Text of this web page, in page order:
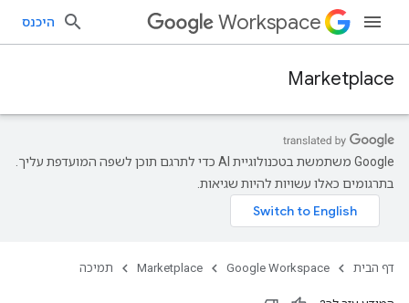
Workspace היכנס
Marketplace
‫Google משתמשת בטכנולוגיית AI כדי לתרגם תוכן לשפה המועדפת עליך.
בתרגומים כאלו עשויות להיות שגיאות.
דף הבית Google Workspace
Marketplace תמיכה